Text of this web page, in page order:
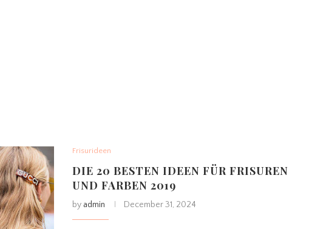
Frisurideen
DIE 20 BESTEN IDEEN FÜR FRISUREN
UND FARBEN 2019
by admin December 31, 2024